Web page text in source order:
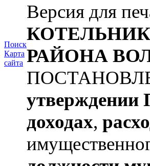
Поиск
Карта
сайта
Версия для
РАЙОНА
утверждении
доходах,